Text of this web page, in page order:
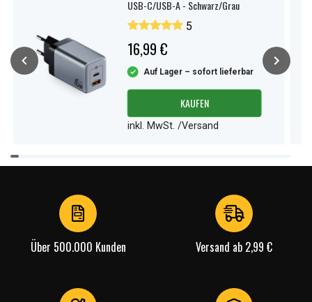
USB-C/USB-A - Schwarz/Grau
5
16,99 €
Auf Lager – sofort lieferbar
KAUFEN
inkl. MwSt. /Versand
Item
1
Über 500.000 Kunden Versand ab 2,99 €